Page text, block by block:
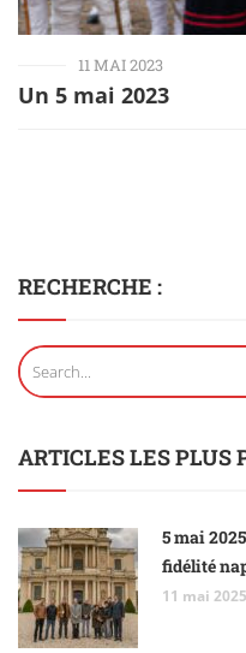
11 MAI 2023
Un 5 mai 2023
RECHERCHE :
ARTICLES LES PLUS
5 mai
fidélité
11 mai 2025